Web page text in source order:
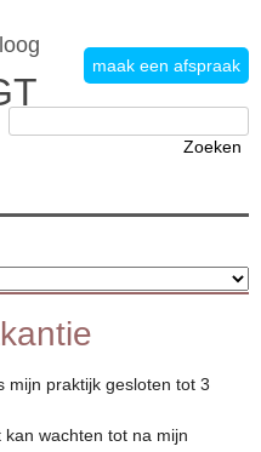
maak een afspraak
mijn praktijk gesloten tot 3
wachten tot na mijn